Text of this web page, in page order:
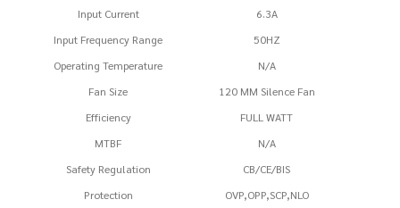
Input Current
6.3A
Input Frequency Range
50HZ
Operating Temperature
N/A
Fan Size
120 MM Silence Fan
Efficiency
FULL WATT
MTBF
N/A
Safety Regulation
CB/CE/BIS
Protection
OVP,OPP,SCP,NLO